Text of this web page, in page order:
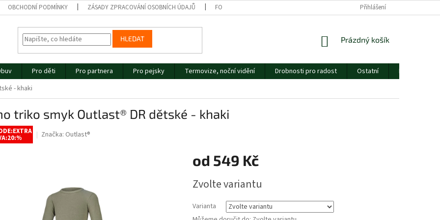
OBCHODNÍ PODMÍNKY ZÁSADY ZPRACOVÁNÍ OSOBNÍCH ÚDAJŮ FORMULÁŘE O NÁS
Přihlášení
HLEDAT
NÁKUPNÍ
Prázdný košík
Pro děti Pro partnera Pro pejsky Termovize, noční vidění Drobnosti pro radost Ostatní
Dárkový
- khaki
triko smyk Outlast® DR dětské - khaki
Značka: Outlast®
od 549 Kč
cena:
Zvolte variantu
Varianta